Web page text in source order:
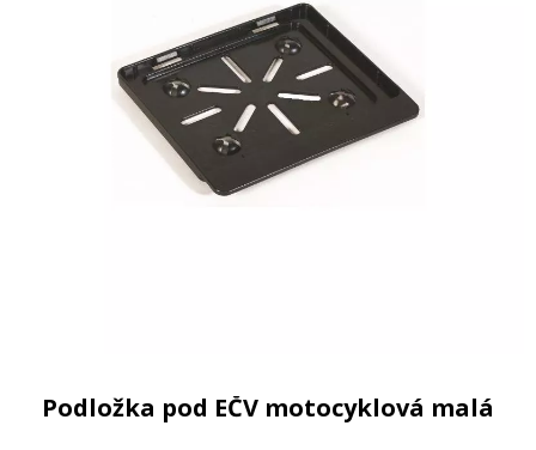
Podložka pod EČV motocyklová malá